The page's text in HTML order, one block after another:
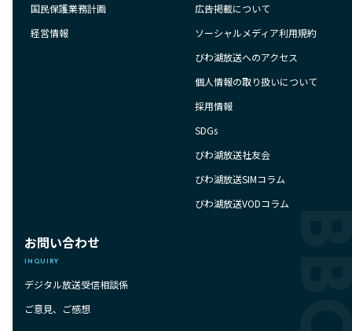
国民保護業務計画
経営情報
広告掲載について
ソーシャルメディア利用規約
びわ湖放送へのアクセス
個人情報の取り扱いについて
採用情報
SDGs
びわ湖放送社友会
びわ湖放送SIMコラム
びわ湖放送VODコラム
お問い合わせ
INQUIRY
デジタル放送受信相談係
ご意見、ご感想